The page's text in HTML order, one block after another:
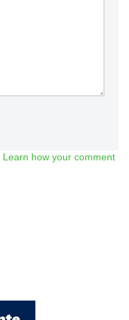
Learn how your comment